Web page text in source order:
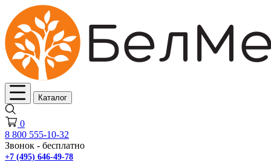
Каталог
0
8 800 555-10-32
Звонок - бесплатно
+7 (495) 646-49-78